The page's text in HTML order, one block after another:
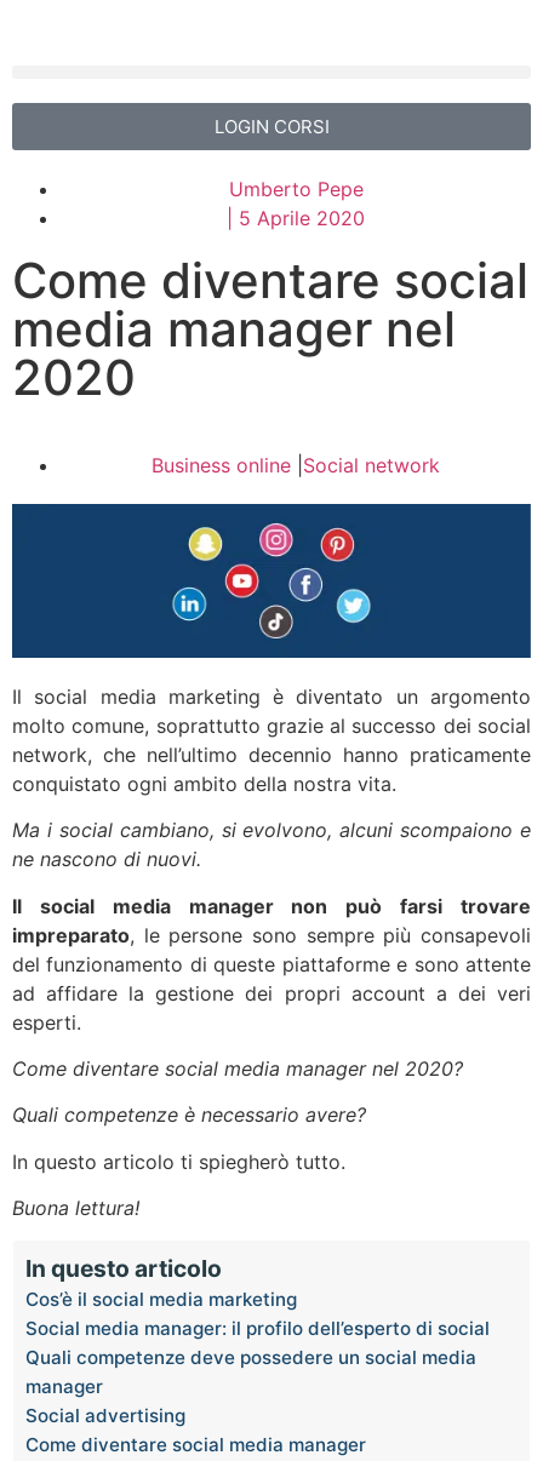
LOGIN CORSI
Umberto Pepe
5 Aprile 2020
Come diventare social
media manager nel
2020
Business online Social network
Il social media marketing è diventato un argomento
molto comune, soprattutto grazie al successo dei social
network, che nell’ultimo decennio hanno praticamente
conquistato ogni ambito della nostra vita.
Ma i social cambiano, si evolvono, alcuni scompaiono e
ne nascono di nuovi.
Il social media manager non può farsi trovare
impreparato, le persone sono sempre più consapevoli
del funzionamento di queste piattaforme e sono attente
ad affidare la gestione dei propri account a dei veri
esperti.
Come diventare social media manager nel 2020?
Quali competenze è necessario avere?
In questo articolo ti spiegherò tutto.
Buona lettura!
In questo articolo
Cos’è il social media marketing
Social media manager: il profilo dell’esperto di social
Quali competenze deve possedere un social media
manager
Social advertising
Come diventare social media manager